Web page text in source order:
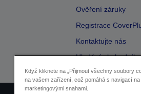
Ověření záruky
Registrace
Kontaktujte nás
Hledání obchodníka
Když kliknete na „Přijmout všechny soubory
na vašem zařízení, což pomáhá s navigací
marketingovými snahami.